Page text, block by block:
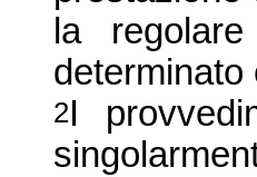
la
determinato
2I